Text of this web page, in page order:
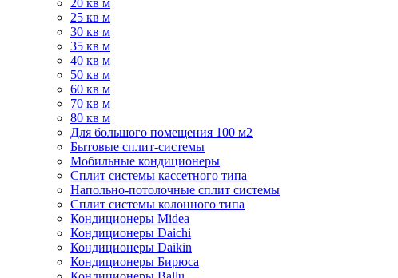
25 кв м
30 кв м
35 кв м
40 кв м
50 кв м
60 кв м
70 кв м
80 кв м
Для большого помещения 100 м2
Бытовые сплит-системы
Мобильные кондиционеры
Сплит системы кассетного типа
Напольно-потолочные сплит системы
Сплит системы колонного типа
Кондиционеры Midea
Кондиционеры Daichi
Кондиционеры Daikin
Кондиционеры Бирюса